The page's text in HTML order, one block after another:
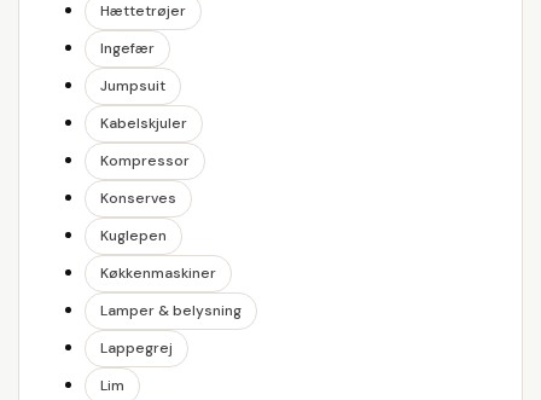
Hættetrøjer
Ingefær
Jumpsuit
Kabelskjuler
Kompressor
Konserves
Kuglepen
Køkkenmaskiner
Lamper & belysning
Lappegrej
Lim